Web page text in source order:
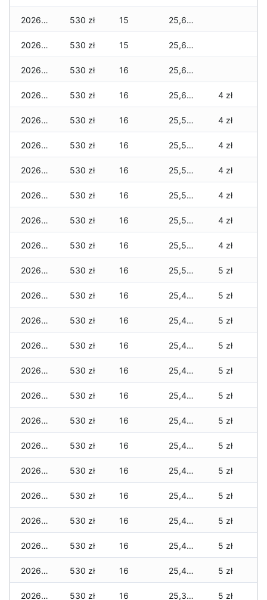
2026-02-13 530 zł 15 25,690 zł
2026-02-12 530 zł 15 25,690 zł
2026-02-11 530 zł 16 25,690 zł
2026-02-10 530 zł 16 25,630 zł 4 zł
2026-02-09 530 zł 16 25,580 zł 4 zł
2026-02-08 530 zł 16 25,550 zł 4 zł
2026-02-07 530 zł 16 25,550 zł 4 zł
2026-02-06 530 zł 16 25,550 zł 4 zł
2026-02-05 530 zł 16 25,520 zł 4 zł
2026-02-04 530 zł 16 25,520 zł 4 zł
2026-02-03 530 zł 16 25,500 zł 5 zł
2026-02-02 530 zł 16 25,450 zł 5 zł
2026-02-01 530 zł 16 25,450 zł 5 zł
2026-01-31 530 zł 16 25,450 zł 5 zł
2026-01-30 530 zł 16 25,450 zł 5 zł
2026-01-29 530 zł 16 25,450 zł 5 zł
2026-01-28 530 zł 16 25,450 zł 5 zł
2026-01-27 530 zł 16 25,450 zł 5 zł
2026-01-26 530 zł 16 25,430 zł 5 zł
2026-01-25 530 zł 16 25,430 zł 5 zł
2026-01-24 530 zł 16 25,430 zł 5 zł
2026-01-23 530 zł 16 25,400 zł 5 zł
2026-01-22 530 zł 16 25,400 zł 5 zł
2026-01-21 530 zł 16 25,350 zł 5 zł